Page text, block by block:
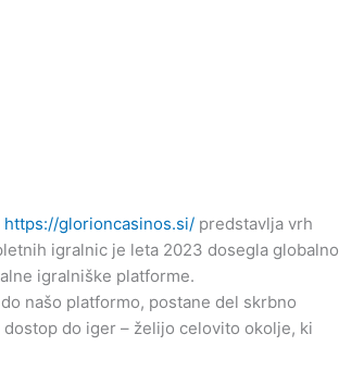
https://glorioncasinos.si/ predstavlja vrh
igralnic je leta 2023 dosegla globalno
igralniške platforme.
našo platformo, postane del skrbno
do iger – želijo celovito okolje, ki